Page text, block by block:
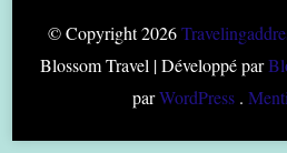
© Copyright 2026
Blossom Travel | Développé par
parWordPress .